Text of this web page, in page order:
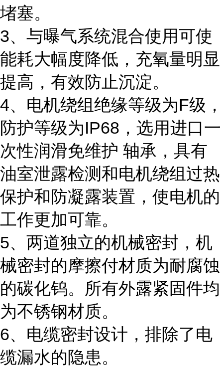
堵塞。
3、与曝气系统混合使用可使
能耗大幅度降低，充氧量明显
提高，有效防止沉淀。
4、电机绕组绝缘等级为F级，
防护等级为IP68，选用进口一
次性润滑免维护 轴承，具有
油室泄露检测和电机绕组过热
保护和防凝露装置，使电机的
工作更加可靠。
5、两道独立的机械密封，机
械密封的摩擦付材质为耐腐蚀
的碳化钨。所有外露紧固件均
为不锈钢材质。
6、电缆密封设计，排除了电
缆漏水的隐患。